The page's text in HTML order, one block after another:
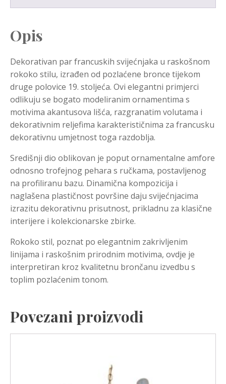
Opis
Dekorativan par francuskih svijećnjaka u raskošnom
rokoko stilu, izrađen od pozlaćene bronce tijekom
druge polovice 19. stoljeća. Ovi elegantni primjerci
odlikuju se bogato modeliranim ornamentima s
motivima akantusova lišća, razgranatim volutama i
dekorativnim reljefima karakterističnima za francusku
dekorativnu umjetnost toga razdoblja.
Središnji dio oblikovan je poput ornamentalne amfore
odnosno trofejnog pehara s ručkama, postavljenog
na profiliranu bazu. Dinamična kompozicija i
naglašena plastičnost površine daju svijećnjacima
izrazitu dekorativnu prisutnost, prikladnu za klasične
interijere i kolekcionarske zbirke.
Rokoko stil, poznat po elegantnim zakrivljenim
linijama i raskošnim prirodnim motivima, ovdje je
interpretiran kroz kvalitetnu brončanu izvedbu s
toplim pozlaćenim tonom.
Povezani proizvodi